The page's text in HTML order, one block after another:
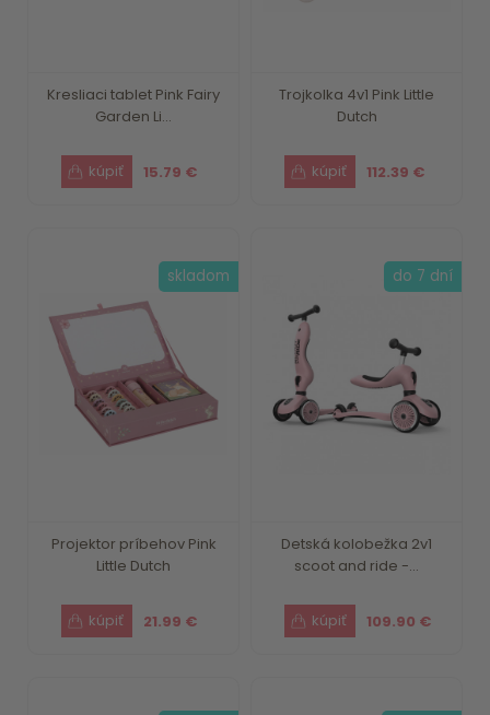
Kresliaci tablet Pink Fairy
Garden Li...
15.79 €
Trojkolka 4v1 Pink Little
Dutch
112.39 €
Projektor príbehov Pink
Little Dutch
21.99 €
skladom
Detská kolobežka 2v1
scoot and ride -...
109.90 €
do 7 dní